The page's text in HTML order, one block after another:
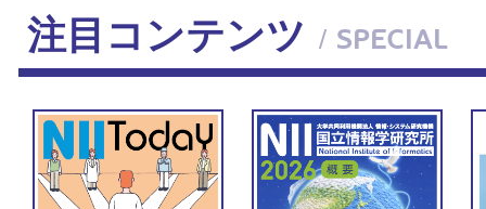
注目コンテンツ / SPECIAL